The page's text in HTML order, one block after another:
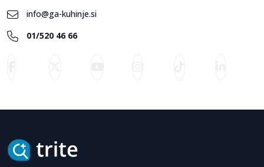
info@ga-kuhinje.si
01/520 46 66